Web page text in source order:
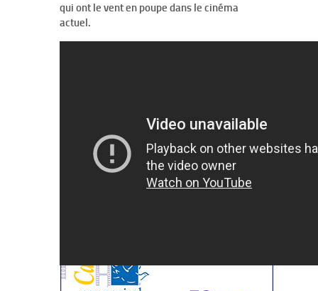
qui ont le vent en poupe dans le cinéma
actuel.